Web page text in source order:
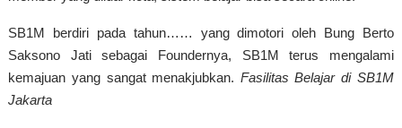
SB1M berdiri pada tahun…… yang dimotori oleh Bung Berto
Saksono Jati sebagai Foundernya, SB1M terus mengalami
kemajuan yang sangat menakjubkan. Fasilitas Belajar di SB1M
Jakarta